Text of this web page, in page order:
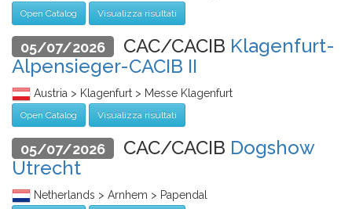
Open Catalog Visualizza risultati
05/07/2026 CAC/CACIB Klagenfurt-
Alpensieger-CACIB II
Austria > Klagenfurt > Messe Klagenfurt
Open Catalog Visualizza risultati
05/07/2026 CAC/CACIB Dogshow
Utrecht
Netherlands > Arnhem > Papendal